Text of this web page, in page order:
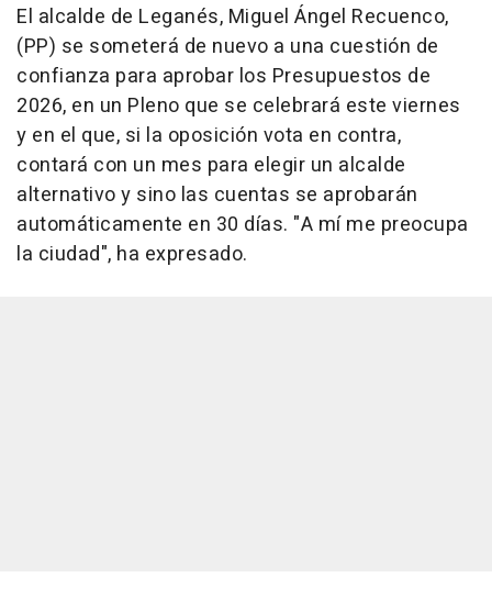
El alcalde de Leganés, Miguel Ángel Recuenco,
(PP) se someterá de nuevo a una cuestión de
confianza para aprobar los Presupuestos de
2026, en un Pleno que se celebrará este viernes
y en el que, si la oposición vota en contra,
contará con un mes para elegir un alcalde
alternativo y sino las cuentas se aprobarán
automáticamente en 30 días. "A mí me preocupa
la ciudad", ha expresado.